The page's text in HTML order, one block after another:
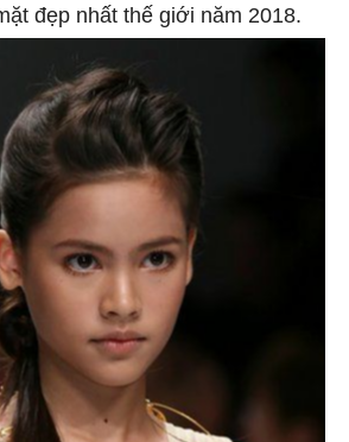
đẹp nhất thế giới năm 2018.